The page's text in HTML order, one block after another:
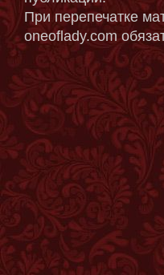
При перепечатке
oneoflady.com